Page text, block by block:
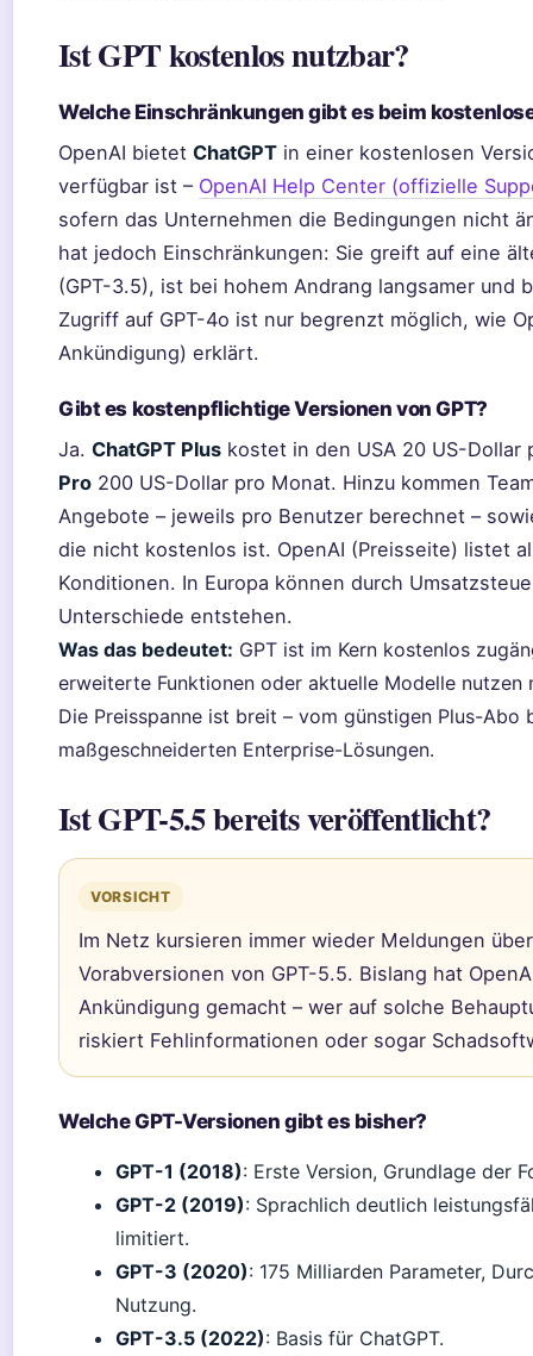
Ist GPT kostenlos nutzbar?
Welche Einschränkungen gibt es beim
OpenAI bietet ChatGPT in einer kostenlosen
verfügbar ist – OpenAI Help Center (offizielle
sofern das Unternehmen die Bedingungen nicht
hat jedoch Einschränkungen: Sie greift auf eine
(GPT-3.5), ist bei hohem Andrang langsamer und
Zugriff auf GPT-4o ist nur begrenzt möglich, wie
Ankündigung) erklärt.
Gibt es kostenpflichtige Versionen von GPT?
Ja. ChatGPT Plus kostet in den USA 20 US-
Pro 200 US-Dollar pro Monat. Hinzu kommen
Angebote – jeweils pro Benutzer berechnet –
die nicht kostenlos ist. OpenAI (Preisseite) listet
Konditionen. In Europa können durch
Unterschiede entstehen.
Was das bedeutet: GPT ist im Kern kostenlos
erweiterte Funktionen oder aktuelle Modelle nutzen
Die Preisspanne ist breit – vom günstigen Plus-Abo
maßgeschneiderten Enterprise-Lösungen.
Ist GPT-5.5 bereits veröffentlicht?
VORSICHT
Im Netz kursieren immer wieder Meldungen
Vorabversionen von GPT-5.5. Bislang hat
Ankündigung gemacht – wer auf solche
riskiert Fehlinformationen oder sogar
Welche GPT-Versionen gibt es bisher?
GPT-1 (2018): Erste Version, Grundlage der
GPT-2 (2019): Sprachlich deutlich
limitiert.
GPT-3 (2020): 175 Milliarden Parameter,
Nutzung.
GPT-3.5 (2022): Basis für ChatGPT.